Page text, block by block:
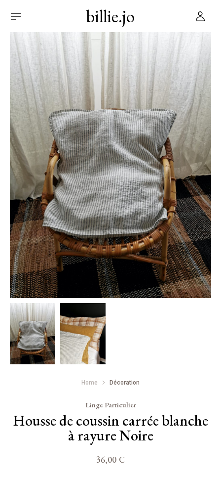
billie.jo
Home Décoration
Linge Particulier
Housse de coussin carrée blanche
à rayure Noire
36,00 €